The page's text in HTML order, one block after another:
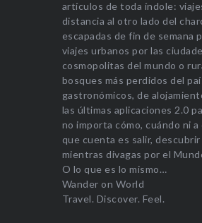
artículos de toda índole:
distancia al otro lado del
escapadas de fin de semana
viajes urbanos por las
cosmopolitas del mundo o
bosques más perdidos del
gastronómicos, de
las últimas aplicaciones 2.0
no importa cómo, cuándo ni a
que cuenta es salir,
mientras divagas por el
O lo que es lo mismo…
Wander on World
Travel. Discover. Feel.